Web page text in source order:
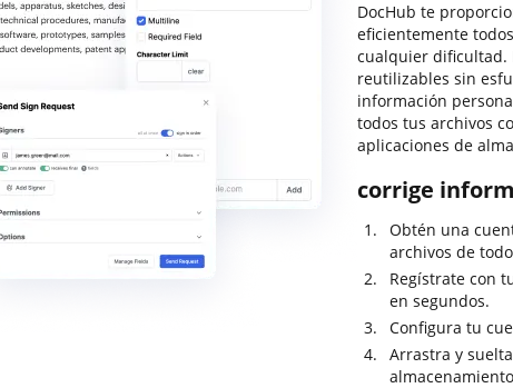
DocHub te
eficientemente
cualquier dificultad.
reutilizables sin
información
todos tus archivos
aplicaciones de
corrige
Obtén una
archivos de
Regístrate con
en segundos.
Configura tu
Arrastra y